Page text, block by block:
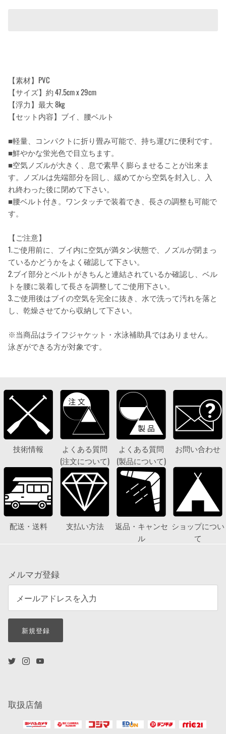
【素材】PVC
【サイズ】約 47.5cm x 29cm
【浮力】最大 8kg
【セット内容】ブイ、腰ベルト
■軽量、コンパクトに折り畳み可能で、持ち運びに便利です。
■鮮やかな蛍光色で目立ちます。
■空気ノズルが大きく、息で素早く膨らませることが出来ま
す。ノズルは先端部分を回し、緩めてから空気を封入し、入
れ終わった後に閉めて下さい。
■腰ベルト付き。ワンタッチで装着でき、長さの調整も可能で
す。
【ご注意】
1.ご使用前に、ブイ内に空気が満タン状態で、ノズルが閉まっ
ているかどうかをよく確認して下さい。
2.ブイ部分とベルトがきちんと連結されているか確認し、ベル
トを腰に装着して長さを調整してご使用下さい。
3.ご使用後はブイの空気を完全に抜き、水で洗って汚れを落と
し、乾燥させてから収納して下さい。
※当商品はライフジャケット・水泳補助具ではありません。
泳ぎができる方が対象です。
技術情報
よくある質問
(注文について)
よくある質問
(製品について)
お問い合わせ
配送・送料 支払い方法
返品・キャンセ
ル
ショップについ
て
メルマガ登録
新規登録
取扱店舗